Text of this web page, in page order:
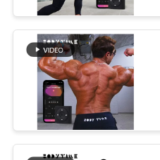
HỆ
CHÚNG
TÔI
TỨC